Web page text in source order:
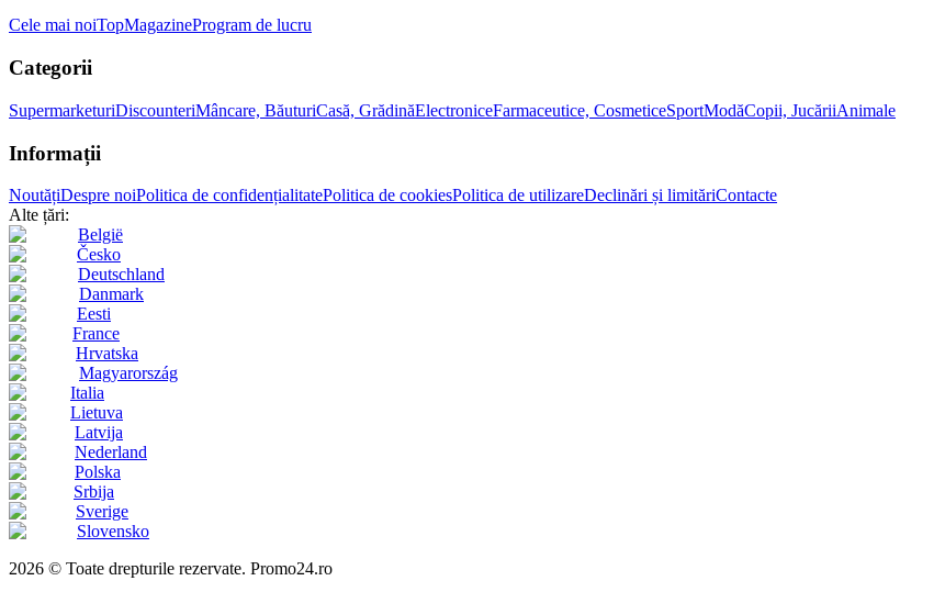
Cele mai noiTopMagazineProgram de lucru
Categorii
SupermarketuriDiscounteriMâncare, BăuturiCasă, GrădinăElectroniceFarmaceutice, CosmeticeSportModăCopii, JucăriiAnimale
Informații
NoutățiDespre noiPolitica de confidențialitatePolitica de cookiesPolitica de utilizareDeclinări și limităriContacte
Alte țări:
België
Česko
Deutschland
Danmark
Eesti
France
Hrvatska
Magyarország
Italia
Lietuva
Latvija
Nederland
Polska
Srbija
Sverige
Slovensko
2026 © Toate drepturile rezervate. Promo24.ro